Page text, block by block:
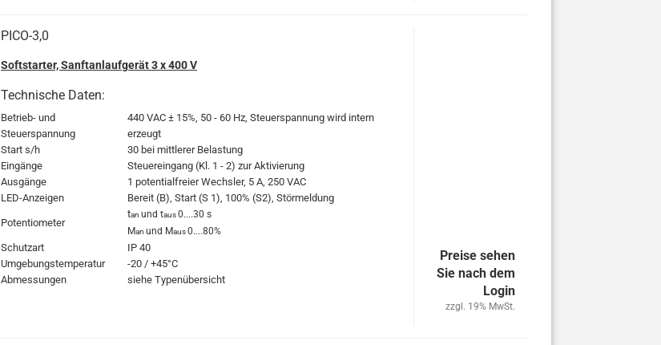
PICO-3,0
Softstarter, Sanftanlaufgerät 3 x 400 V
Technische Daten:
Betrieb- und
Steuerspannung
440 VAC ± 15%, 50 - 60 Hz, Steuerspannung wird intern
erzeugt
Start s/h
30 bei mittlerer Belastung
Eingänge
Steuereingang (Kl. 1 - 2) zur Aktivierung
Ausgänge
1 potentialfreier Wechsler, 5 A, 250 VAC
LED-Anzeigen
Bereit (B), Start (S 1), 100% (S2), Störmeldung
Potentiometer
tan und taus0....30 s
Man und Maus0....80%
Schutzart
IP 40
Umgebungstemperatur
-20 / +45°C
Abmessungen
siehe Typenübersicht
Preise sehen
Sie nach dem
Login
zzgl. 19% MwSt.